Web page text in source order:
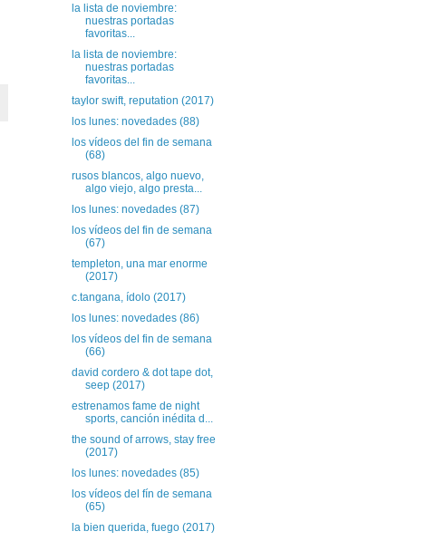
la lista de noviembre:
nuestras portadas
favoritas...
la lista de noviembre:
nuestras portadas
favoritas...
taylor swift, reputation (2017)
los lunes: novedades (88)
los vídeos del fin de semana
(68)
rusos blancos, algo nuevo,
algo viejo, algo presta...
los lunes: novedades (87)
los vídeos del fin de semana
(67)
templeton, una mar enorme
(2017)
c.tangana, ídolo (2017)
los lunes: novedades (86)
los vídeos del fin de semana
(66)
david cordero & dot tape dot,
seep (2017)
estrenamos fame de night
sports, canción inédita d...
the sound of arrows, stay free
(2017)
los lunes: novedades (85)
los vídeos del fín de semana
(65)
la bien querida, fuego (2017)